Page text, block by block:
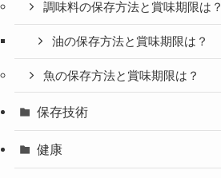
調味料の保存方法と賞味期限は？
油の保存方法と賞味期限は？
魚の保存方法と賞味期限は？
保存技術
健康